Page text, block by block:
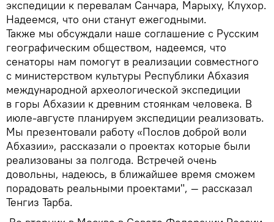
экспедиции к перевалам Санчара, Марыху, Клухор.
Надеемся, что они станут ежегодными.
Также мы обсуждали наше соглашение с Русским
географическим обществом, надеемся, что
сенаторы нам помогут в реализации совместного
с министерством культуры Республики Абхазия
международной археологической экспедиции
в горы Абхазии к древним стоянкам человека. В
июле-августе планируем экспедиции реализовать.
Мы презентовали работу «Послов доброй воли
Абхазии», рассказали о проектах которые были
реализованы за полгода. Встречей очень
довольны, надеюсь, в ближайшее время сможем
порадовать реальными проектами", — рассказал
Тенгиз Тарба.